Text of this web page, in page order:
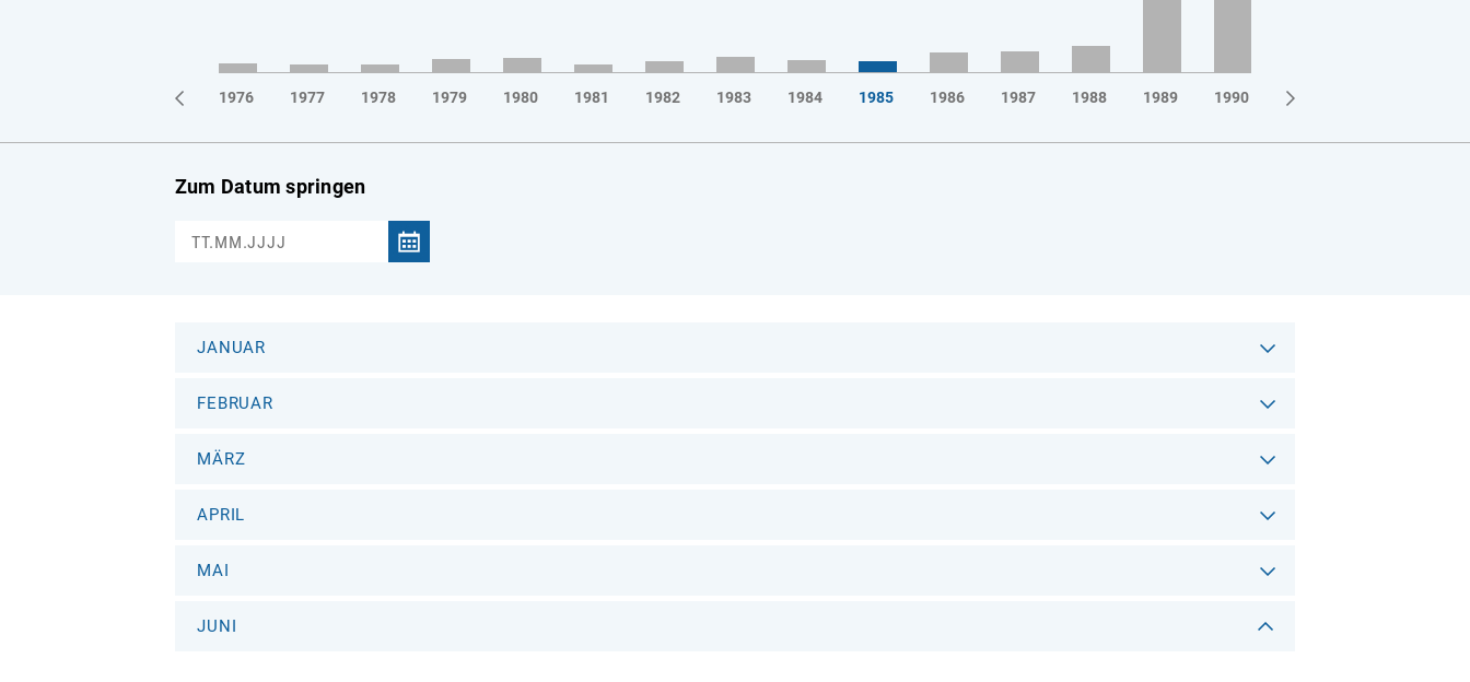
1975 1976 1977 1978 1979 1980 1981 1982 1983 1984 1985 1986 1987 1988 1989 1990
Zum Datum springen
JANUAR
FEBRUAR
MÄRZ
APRIL
MAI
JUNI